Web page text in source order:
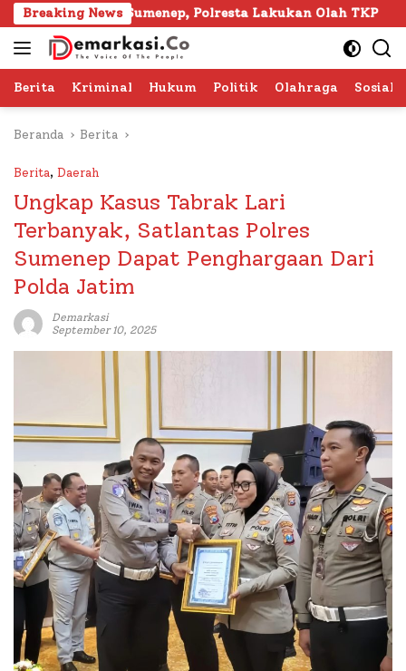
Langsung
ke
konten
Breaking News
Sumenep, Polresta Lakukan Olah TKP 103
Berita Kriminal Hukum Politik Olahraga Sosial
Beranda Berita
Berita, Daerah
Ungkap Kasus Tabrak Lari
Terbanyak, Satlantas Polres
Sumenep Dapat Penghargaan Dari
Polda Jatim
Demarkasi
September 10, 2025